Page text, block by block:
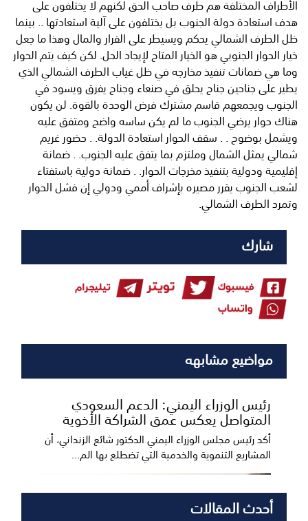
الأطراف المختلفة هم طرف صاحب الحق لكنهم لا يختلفون على
هدف استعادة دولة الجنوب بل يختلفون على آلية استعادتها .. بينما
ظل الطرف الشمالي يحكم ويسيطر على القرار والمال وهذا ما جعل
خيار الحوار الجنوبي هو الخيار المتاح لإيجاد الحل. لكن كيف يتم الحوار
وما هي ضمانات تنفيذ مخارجه في ظل غياب الطرف الشمالي الذي
يطير على جناحين جناح يحلق في صنعاء وجناح يفرق ويسود في
الجنوب ويجمعهم قاسم مشترك فرض الوحدة بالقوة. لن يكون
هناك حوار يرضي الجنوب ما لم يكن ساسه واضح ومتفق عليه
ويشمل بوضوح . . سقف الحوار استعادة الدولة. . حضور غريم
شمالي يمثل الشمال وملتزم بما يتفق عليه الجنوب. . ضمانة
إقليمية ودولية بتنفيذ مخرجات الحوار. . ضمانة دولية باستفتاء
لشعب الجنوب يقرر مصيره بإشراف أممي ودولي إن فشل الحوار
وتمرد الطرف الشمالي.
شارك
مواضيع مشابهه
رئيس الوزراء اليمني: الدعم السعودي
المتواصل يعكس عمق الشراكة الأخوية
أكد رئيس مجلس الوزراء اليمني الدكتور شائع الزنداني، أن
المشاريع التنموية والخدمية التي تضطلع بها الم...
أحدث المقالات